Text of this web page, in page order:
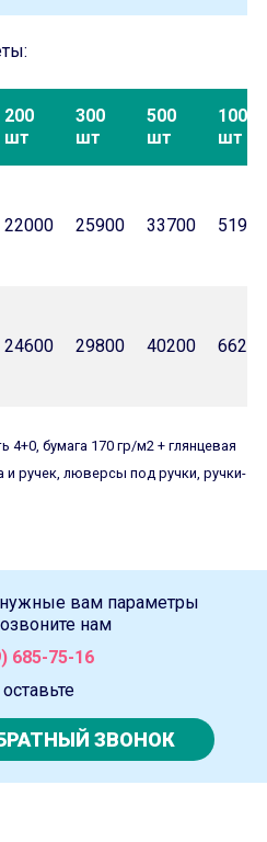
200
шт
300
шт
500
шт
1000
шт
22000 25900 33700 51900
24600 29800 40200 66200
бумага 170 гр/м2 + глянцевая
и ручек, люверсы под ручки, ручки-
вам параметры
нам
685-75-16
ЗВОНОК